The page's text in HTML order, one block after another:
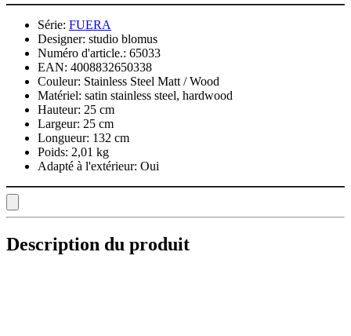
Série: FUERA
Designer: studio blomus
Numéro d'article.: 65033
EAN: 4008832650338
Couleur: Stainless Steel Matt / Wood
Matériel: satin stainless steel, hardwood
Hauteur: 25 cm
Largeur: 25 cm
Longueur: 132 cm
Poids: 2,01 kg
Adapté à l'extérieur: Oui
Description du produit